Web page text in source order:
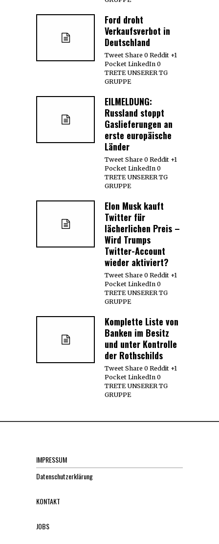
Ford droht
Verkaufsverbot in
Deutschland
Tweet Share 0 Reddit +1
Pocket LinkedIn 0
TRETE UNSERER TG
GRUPPE
EILMELDUNG:
Russland stoppt
Gaslieferungen an
erste europäische
Länder
Tweet Share 0 Reddit +1
Pocket LinkedIn 0
TRETE UNSERER TG
GRUPPE
Elon Musk kauft
Twitter für
lächerlichen Preis –
Wird Trumps
Twitter-Account
wieder aktiviert?
Tweet Share 0 Reddit +1
Pocket LinkedIn 0
TRETE UNSERER TG
GRUPPE
Komplette Liste von
Banken im Besitz
und unter Kontrolle
der Rothschilds
Tweet Share 0 Reddit +1
Pocket LinkedIn 0
TRETE UNSERER TG
GRUPPE
IMPRESSUM
Datenschutzerklärung
KONTAKT
JOBS